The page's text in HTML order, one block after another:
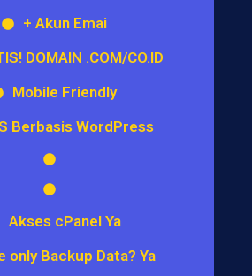
+ Akun Emai
DOMAIN .COM/CO.ID
Mobile Friendly
Berbasis WordPress
Akses cPanel Ya
only Backup Data? Ya